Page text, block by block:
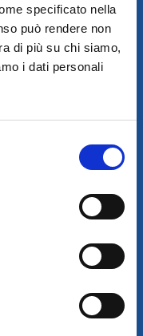
specificato nella
può rendere non
di più su chi siamo,
i dati personali
ITALIA HOLDING
DELLA